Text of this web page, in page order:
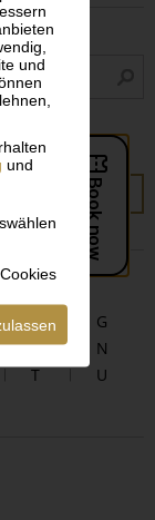
und
und
F
G
M
N
T
U